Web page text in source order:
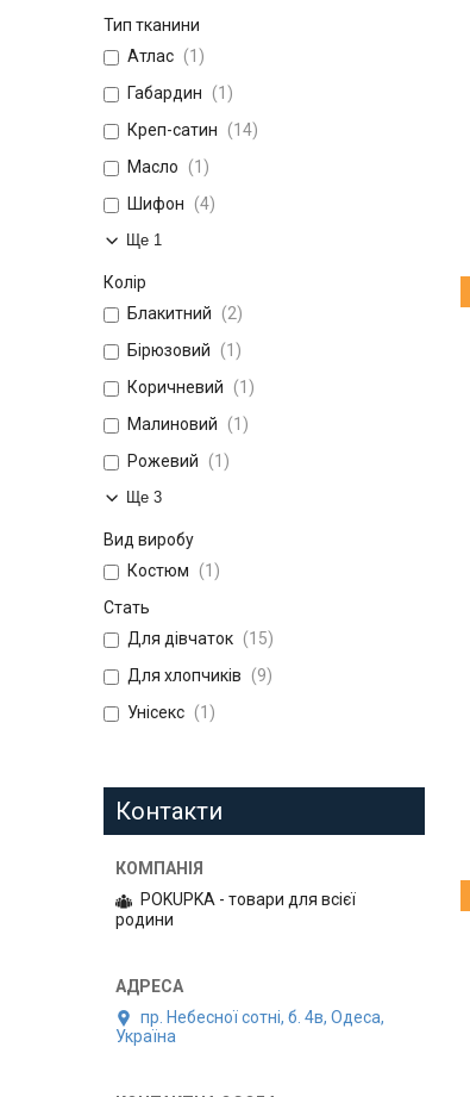
Тип тканини
Атлас
1
Габардин
1
Креп-сатин
14
Масло
1
Шифон
4
Ще 1
Колір
Блакитний
2
Бірюзовий
1
Коричневий
1
Малиновий
1
Рожевий
1
Ще 3
Вид виробу
Костюм
1
Стать
Для дівчаток
15
Для хлопчиків
9
Унісекс
1
Контакти
POKUPKA - товари для всієї
родини
пр. Небесної сотні, б. 4в, Одеса,
Україна